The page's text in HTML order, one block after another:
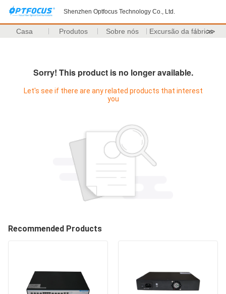
Shenzhen Optfocus Technology Co., Ltd.
Casa Produtos Sobre nós Excursão da fábrica
>>
Sorry! This product is no longer available.
Let's see if there are any related products that interest
you
Recommended Products